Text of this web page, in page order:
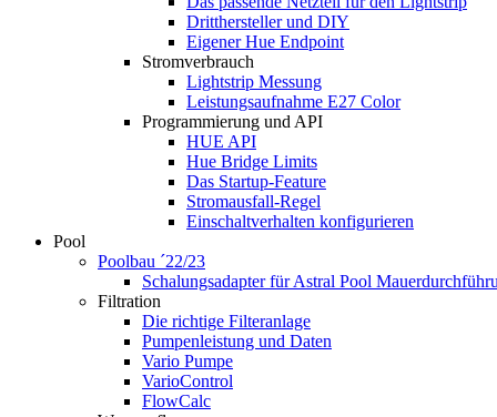
Dritthersteller und DIY
Eigener Hue Endpoint
Stromverbrauch
Lightstrip Messung
Leistungsaufnahme E27 Color
Programmierung und API
HUE API
Hue Bridge Limits
Das Startup-Feature
Stromausfall-Regel
Einschaltverhalten konfigurieren
Pool
Poolbau ´22/23
Schalungs­adapter für Astral Pool
Filtration
Die richtige Filter­anlage
Pumpenleistung und Daten
Vario Pumpe
Vario­Control
FlowCalc